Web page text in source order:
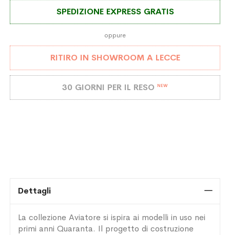
SPEDIZIONE EXPRESS GRATIS
oppure
RITIRO IN SHOWROOM A LECCE
30 GIORNI PER IL RESO NEW
Dettagli
La collezione Aviatore si ispira ai modelli in uso nei
primi anni Quaranta. Il progetto di costruzione